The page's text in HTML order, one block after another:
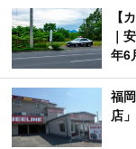
【
｜
年6
福
店